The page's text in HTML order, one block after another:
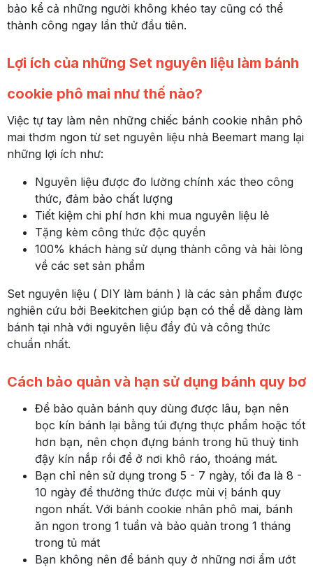
bảo kể cả những người không khéo tay cũng có thể
thành công ngay lần thử đầu tiên.
Lợi ích của những Set nguyên liệu làm bánh
cookie phô mai như thế nào?
Việc tự tay làm nên những chiếc bánh cookie nhân phô
mai thơm ngon từ set nguyên liệu nhà Beemart mang lại
những lợi ích như:
Nguyên liệu được đo lường chính xác theo công
thức, đảm bảo chất lượng
Tiết kiệm chi phí hơn khi mua nguyên liệu lẻ
Tặng kèm công thức độc quyền
100% khách hàng sử dụng thành công và hài lòng
về các set sản phẩm
Set nguyên liệu ( DIY làm bánh ) là các sản phẩm được
nghiên cứu bởi Beekitchen giúp bạn có thể dễ dàng làm
bánh tại nhà với nguyên liệu đầy đủ và công thức
chuẩn nhất.
Cách bảo quản và hạn sử dụng bánh quy bơ
Để bảo quản bánh quy dùng được lâu, bạn nên
bọc kín bánh lại bằng túi đựng thực phẩm hoặc tốt
hơn bạn, nên chọn đựng bánh trong hũ thuỷ tinh
đậy kín nắp rồi để ở nơi khô ráo, thoáng mát.
Bạn chỉ nên sử dụng trong 5 - 7 ngày, tối đa là 8 -
10 ngày để thưởng thức được mùi vị bánh quy
ngon nhất. Với bánh cookie nhân phô mai, bánh
ăn ngon trong 1 tuần và bảo quản trong 1 tháng
trong tủ mát
Bạn không nên để bánh quy ở những nơi ẩm ướt